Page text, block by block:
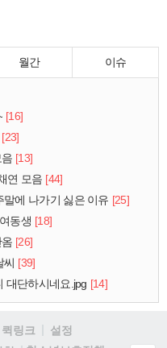
월간 이슈
[16]
[23]
[13]
연 모음 [44]
에 나가기 싫은 이유 [25]
동생 [18]
[26]
씨 [39]
대단하시네요.jpg [14]
퀵링크
설정